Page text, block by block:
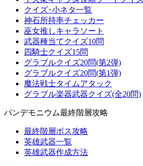
クイズ･小ネタ一覧
神石所持率チェッカー
巫女推しキャラソート
武器種当てクイズ10問
四騎士クイズ15問
グラブルクイズ20問(第2弾)
グラブルクイズ20問(第1弾)
魔法戦士タイムアタック
グラブル楽器武器クイズ(全20問)
パンデモニウム最終階層攻略
最終階層ボス攻略
英雄武器一覧
英雄武器作成方法